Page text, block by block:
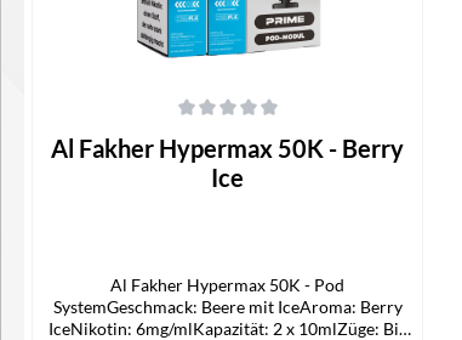
Al Fakher Hypermax 50K - Berry
Ice
Al Fakher Hypermax 50K - Pod
SystemGeschmack: Beere mit IceAroma: Berry
IceNikotin: 6mg/mlKapazität: 2 x 10mlZüge: Bis